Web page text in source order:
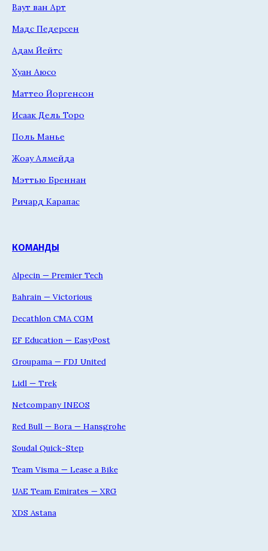
Ваут ван Арт
Мадс Педерсен
Адам Йейтс
Хуан Аюсо
Маттео Йоргенсон
Исаак Дель Торо
Поль Манье
Жоау Алмейда
Мэттью Бреннан
Ричард Карапас
КОМАНДЫ
Alpecin — Premier Tech
Bahrain — Victorious
Decathlon CMA CGM
EF Education — EasyPost
Groupama — FDJ United
Lidl — Trek
Netcompany INEOS
Red Bull — Bora — Hansgrohe
Soudal Quick-Step
Team Visma — Lease a Bike
UAE Team Emirates — XRG
XDS Astana